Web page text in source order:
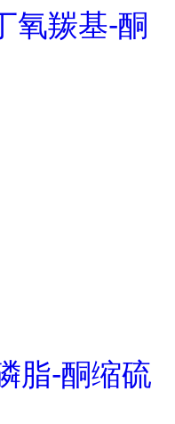
氧羰基-酮
脂-酮缩硫